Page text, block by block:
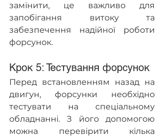
замінити, це важливо для
запобігання витоку та
забезпечення надійної роботи
форсунок.
Крок 5: Тестування форсунок
Перед встановленням назад на
двигун, форсунки необхідно
тестувати на спеціальному
обладнанні. З його допомогою
можна перевірити кілька